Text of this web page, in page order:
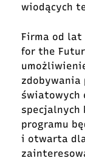
wiodących
Firma od lat
for the
zdobywania
światowych
specjalnych
programu
i otwarta